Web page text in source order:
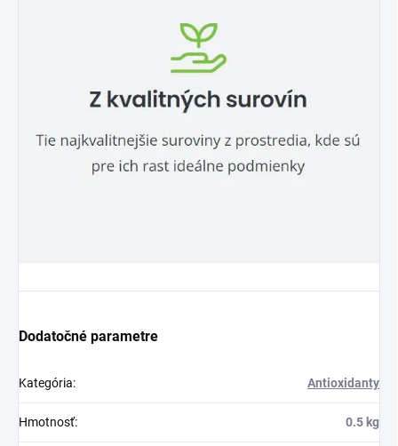
Dodatočné parametre
Kategória: Antioxidanty
Hmotnosť: 0.5 kg